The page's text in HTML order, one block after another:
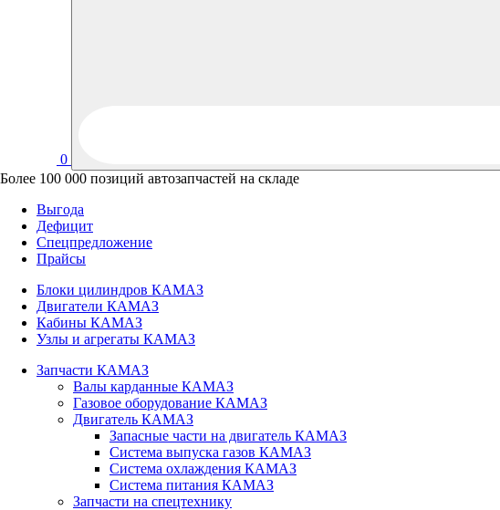
0
Более 100 000 позиций автозапчастей на складе
Выгода
Дефицит
Спецпредложение
Прайсы
Блоки цилиндров КАМАЗ
Двигатели КАМАЗ
Кабины КАМАЗ
Узлы и агрегаты КАМАЗ
Запчасти КАМАЗ
Валы карданные КАМАЗ
Газовое оборудование КАМАЗ
Двигатель КАМАЗ
Запасные части на двигатель КАМАЗ
Система выпуска газов КАМАЗ
Система охлаждения КАМАЗ
Система питания КАМАЗ
Запчасти на спецтехнику